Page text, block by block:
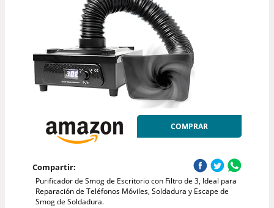
COMPRAR
Compartir:
Purificador de Smog de Escritorio con Filtro de 3, Ideal para
Reparación de Teléfonos Móviles, Soldadura y Escape de
Smog de Soldadura.